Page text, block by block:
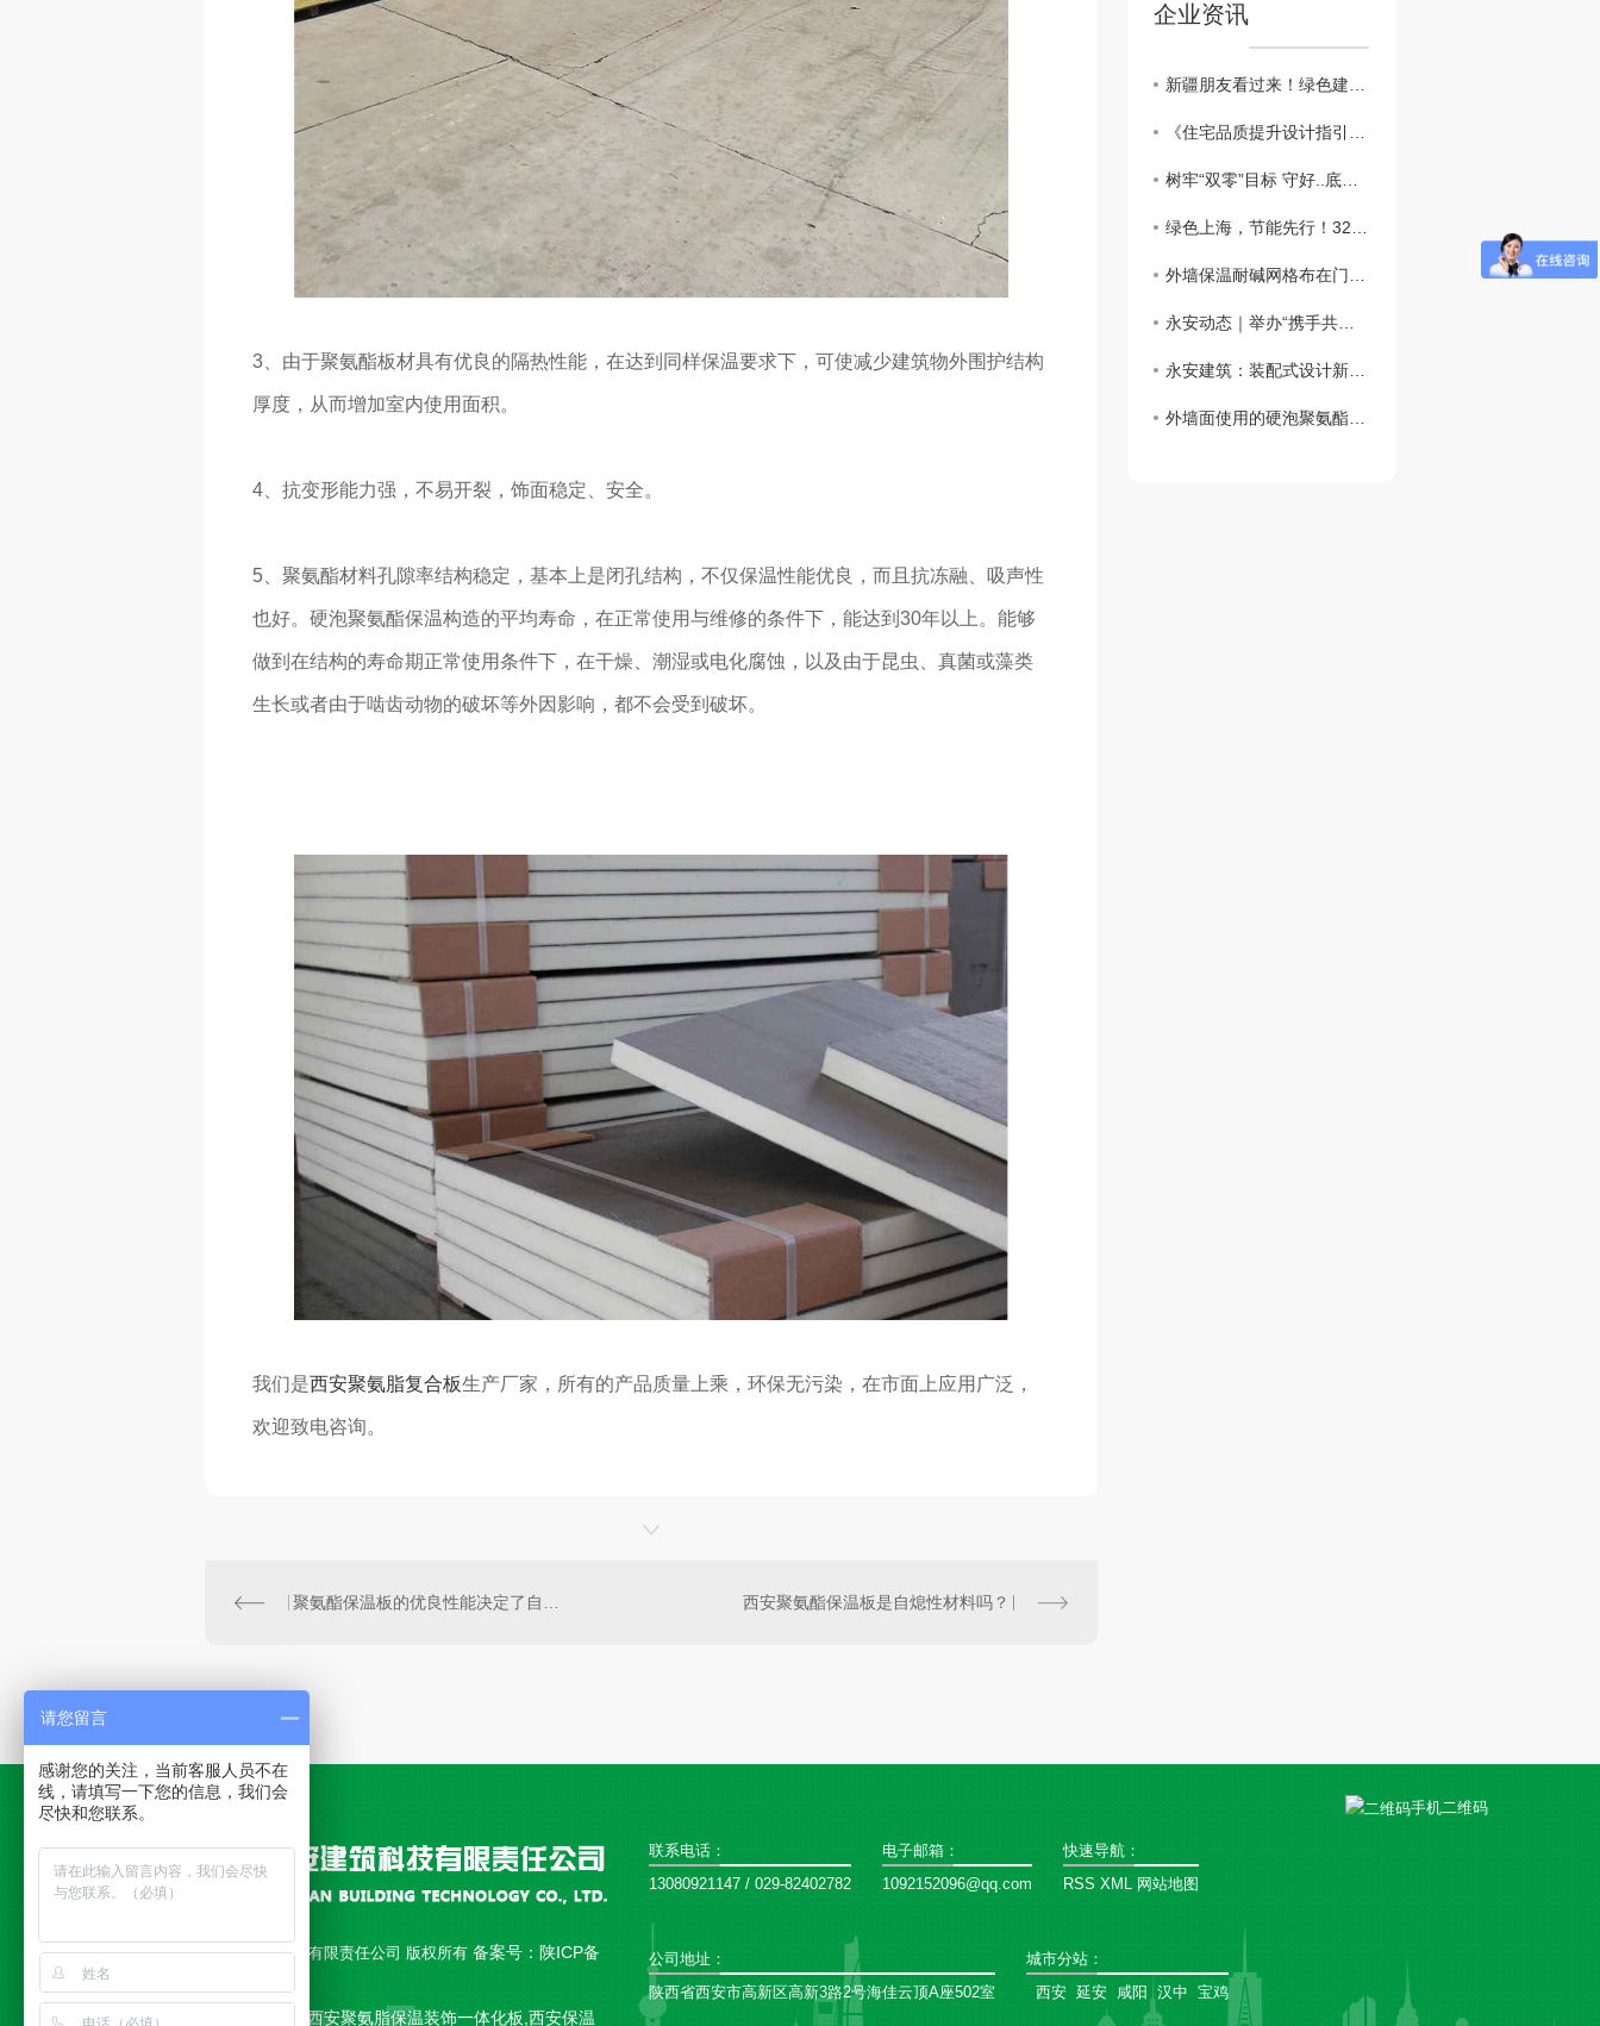
3、由于聚氨酯板材具有优良的隔热性能，在达到同样保温要求下，可使减少建筑物外围护结构
厚度，从而增加室内使用面积。
4、抗变形能力强，不易开裂，饰面稳定、安全。
5、聚氨酯材料孔隙率结构稳定，基本上是闭孔结构，不仅保温性能优良，而且抗冻融、吸声性
也好。硬泡聚氨酯保温构造的平均寿命，在正常使用与维修的条件下，能达到30年以上。能够
做到在结构的寿命期正常使用条件下，在干燥、潮湿或电化腐蚀，以及由于昆虫、真菌或藻类
生长或者由于啮齿动物的破坏等外因影响，都不会受到破坏。
我们是西安聚氨脂复合板生产厂家，所有的产品质量上乘，环保无污染，在市面上应用广泛，
欢迎致电咨询。
聚氨酯保温板的优良性能决定了自身的价值 西安聚氨酯保温板是自熄性材料吗？
企业资讯
新疆朋友看过来！绿色建筑新篇章：外墙外保温助力新疆可持续发展
​《住宅品质提升设计指引》：鼓励按照近零能耗建筑建设
树牢“双零”目标 守好..底线，做好外墙保温工程
绿色上海，节能先行！3200万平方米建筑穿上“保温外衣”，外墙保温材料助力城市绿色发展
外墙保温耐碱网格布在门窗口翻包做法？？
永安动态｜举办“携手共进、关怀员工”主题活动
永安建筑：装配式设计新突破，硬泡聚氨酯复合陶瓷薄板一体板方案，成本降低，施工效率高
外墙面使用的硬泡聚氨酯复合陶瓷薄板一体板有何魅力？
Copyright © 西安永安建筑科技有限责任公司 版权所有 备案号： 陕ICP备
18010892号-1
公司主营 西安聚氨脂复合板,西安聚氨脂保温装饰一体化板,西安保温
联系电话：
13080921147 / 029-82402782
电子邮箱：
1092152096@qq.com
快速导航：
RSS XML 网站地图
公司地址：
陕西省西安市高新区高新3路2号海佳云顶A座502室
城市分站 ：
西安 延安 咸阳 汉中 宝鸡
手机二维码
请您留言
感谢您的关注，当前客服人员不在
线，请填写一下您的信息，我们会
尽快和您联系。